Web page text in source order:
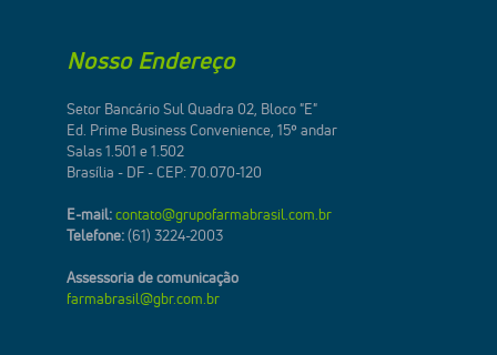
Nosso Endereço
Setor Bancário Sul Quadra 02, Bloco "E"
Ed. Prime Business Convenience, 15º andar
Salas 1.501 e 1.502
Brasília - DF - CEP: 70.070-120
E-mail:contato@grupofarmabrasil.com.br
Telefone:(61) 3224-2003
Assessoria de comunicação
farmabrasil@gbr.com.br